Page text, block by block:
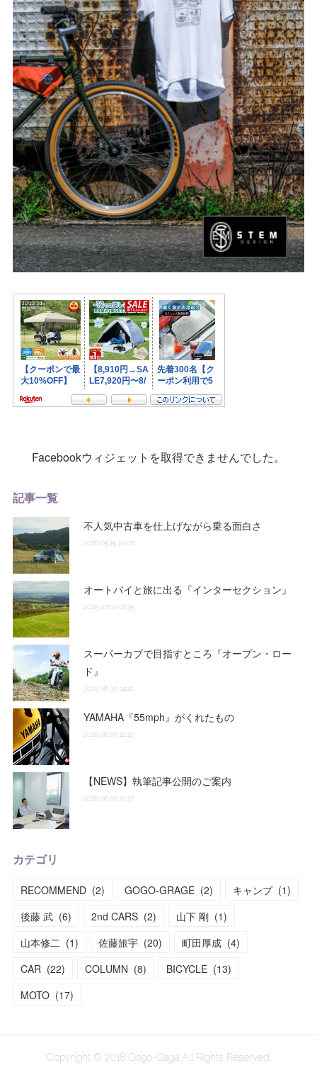
Facebookウィジェットを取得できませんでした。
記事一覧
不人気中古車を仕上げながら乗る面白さ
2026.05.15 10:02
オートバイと旅に出る『インターセクション』
2025.07.02 02:35
スーパーカブで目指すところ『オープン・ロー
ド』
2025.06.30 14:41
YAMAHA『55mph』がくれたもの
2025.06.03 12:43
【NEWS】執筆記事公開のご案内
2025.06.02 11:37
カテゴリ
RECOMMEND (2) GOGO-GRAGE (2) キャンプ (1)
後藤 武 (6) 2nd CARS (2) 山下 剛 (1)
山本修二 (1) 佐藤旅宇 (20) 町田厚成 (4)
CAR (22) COLUMN (8) BICYCLE (13)
MOTO (17)
Copyright © 2018 Gogo-Gaga All Rights Reserved.